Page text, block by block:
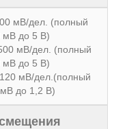
мВ/дел. (полный
мВ до 5 В)
мВ/дел. (полный
мВ до 5 В)
мВ/дел.(полный
до 1,2 В)